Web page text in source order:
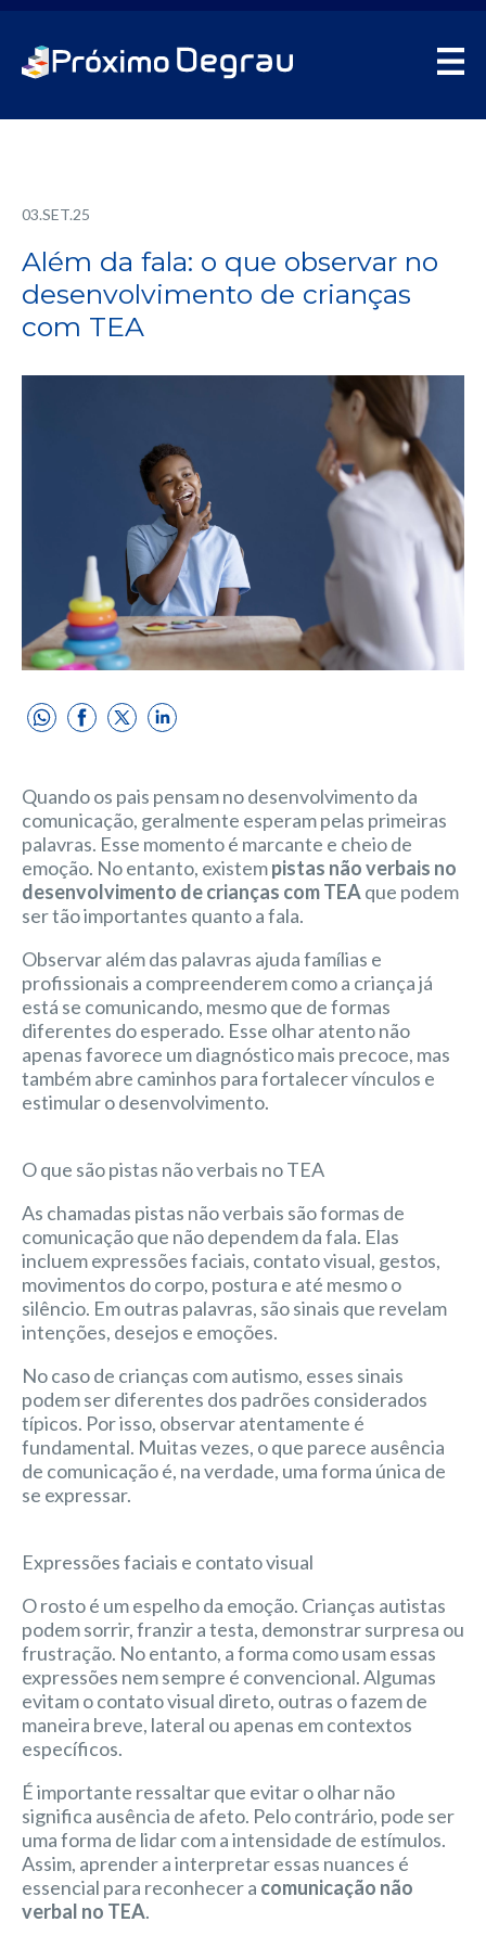
03.SET.25
Além da fala: o que observar no
desenvolvimento de crianças
com TEA
Quando os pais pensam no desenvolvimento da
comunicação, geralmente esperam pelas primeiras
palavras. Esse momento é marcante e cheio de
emoção. No entanto, existempistas não verbais no
desenvolvimento de crianças com TEAque podem
ser tão importantes quanto a fala.
Observar além das palavras ajuda famílias e
profissionais a compreenderem como a criança já
está se comunicando, mesmo que de formas
diferentes do esperado. Esse olhar atento não
apenas favorece um diagnóstico mais precoce, mas
também abre caminhos para fortalecer vínculos e
estimular o desenvolvimento.
O que são pistas não verbais no TEA
As chamadas pistas não verbais são formas de
comunicação que não dependem da fala. Elas
incluem expressões faciais, contato visual, gestos,
movimentos do corpo, postura e até mesmo o
silêncio. Em outras palavras, são sinais que revelam
intenções, desejos e emoções.
No caso de crianças com autismo, esses sinais
podem ser diferentes dos padrões considerados
típicos. Por isso, observar atentamente é
fundamental. Muitas vezes, o que parece ausência
de comunicação é, na verdade, uma forma única de
se expressar.
Expressões faciais e contato visual
O rosto é um espelho da emoção. Crianças autistas
podem sorrir, franzir a testa, demonstrar surpresa ou
frustração. No entanto, a forma como usam essas
expressões nem sempre é convencional. Algumas
evitam o contato visual direto, outras o fazem de
maneira breve, lateral ou apenas em contextos
específicos.
É importante ressaltar que evitar o olhar não
significa ausência de afeto. Pelo contrário, pode ser
uma forma de lidar com a intensidade de estímulos.
Assim, aprender a interpretar essas nuances é
essencial para reconhecer a comunicação não
verbal no TEA.